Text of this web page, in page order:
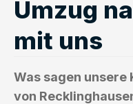
Umzug
mit uns
Was sagen unsere
von